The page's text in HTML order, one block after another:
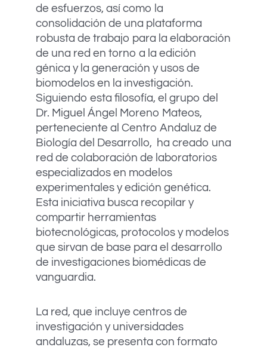
de esfuerzos, así como la
consolidación de una plataforma
robusta de trabajo para la elaboración
de una red en torno a la edición
génica y la generación y usos de
biomodelos en la investigación.
Siguiendo esta filosofía, el grupo del
Dr. Miguel Ángel Moreno Mateos,
perteneciente al Centro Andaluz de
Biología del Desarrollo, ha creado una
red de colaboración de laboratorios
especializados en modelos
experimentales y edición genética.
Esta iniciativa busca recopilar y
compartir herramientas
biotecnológicas, protocolos y modelos
que sirvan de base para el desarrollo
de investigaciones biomédicas de
vanguardia.
La red, que incluye centros de
investigación y universidades
andaluzas, se presenta con formato